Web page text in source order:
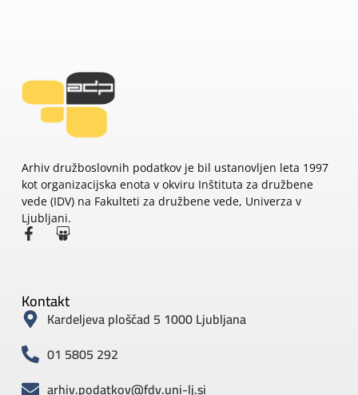
Arhiv družboslovnih podatkov je bil ustanovljen leta 1997
kot organizacijska enota v okviru Inštituta za družbene
vede (IDV) na Fakulteti za družbene vede, Univerza v
Ljubljani.
Kontakt
Kardeljeva ploščad 5 1000 Ljubljana
01 5805 292
arhiv.podatkov@fdv.uni-lj.si